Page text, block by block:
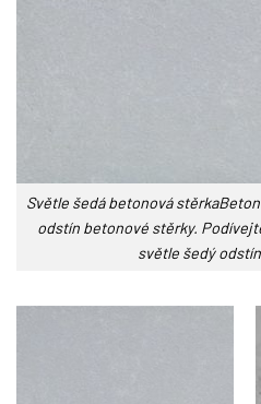
Světle šedá betonová
odstín betonové stěrky.
světle šedý odstín